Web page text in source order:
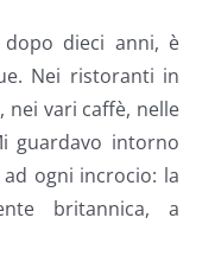
dieci anni, è
Nei ristoranti in
nei vari caffè, nelle
guardavo intorno
ogni incrocio: la
britannica, a